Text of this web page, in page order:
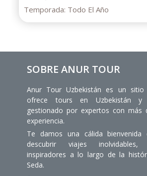
1 días, desde:
$130
SOBRE ANUR TOUR
Anur Tour Uzbekistán es un
ofrece tours en Uzbekistán y
gestionado por expertos con más
experiencia.
Te damos una cálida
descubrir viajes
inspiradores a lo largo de la
Seda.